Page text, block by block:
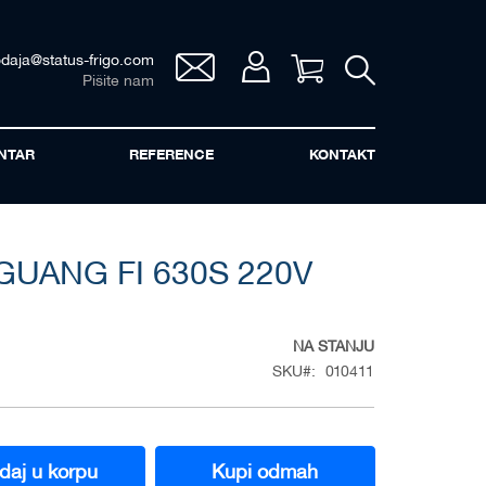
Vaša korpa
frigo.com
Pišite nam
REFERENCE KONTAKT
FI 630S 220V
NA STANJU
SKU
010411
u korpu Kupi odmah